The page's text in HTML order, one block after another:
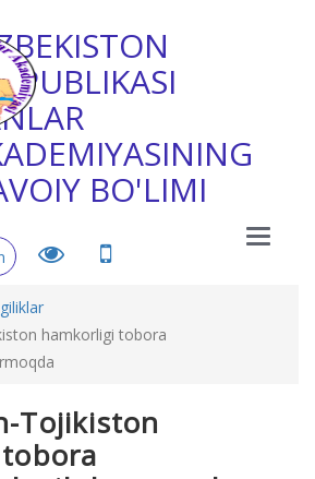
BO'LIMI
Main
hamkorligi tobora
Tojikiston